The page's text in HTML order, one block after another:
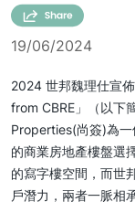
19/06/2024
2024 世邦魏理仕宣
from CBRE」（以下
Properties(尚簽)為
的商業房地產樓盤選
的寫字樓空間，而世
戶潛力，兩者一脈相承